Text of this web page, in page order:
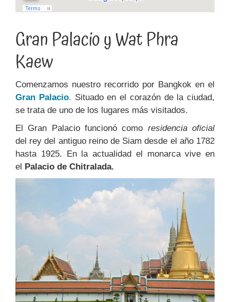
Gran Palacio y Wat Phra
Kaew
Comenzamos nuestro recorrido por Bangkok en el
Gran Palacio. Situado en el corazón de la ciudad,
se trata de uno de los lugares más visitados.
El Gran Palacio funcionó como residencia oficial
del rey del antiguo reino de Siam desde el año 1782
hasta 1925. En la actualidad el monarca vive en
el Palacio de Chitralada.